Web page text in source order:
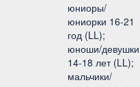
юниоры/
юниорки 16-21
год (LL);
юноши/девушки
14-18 лет (LL);
мальчики/